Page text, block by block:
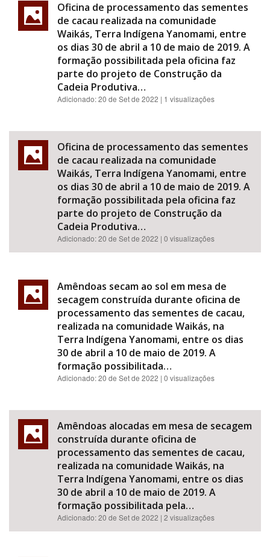
Oficina de processamento das sementes
de cacau realizada na comunidade
Waikás, Terra Indígena Yanomami, entre
os dias 30 de abril a 10 de maio de 2019. A
formação possibilitada pela oficina faz
parte do projeto de Construção da
Cadeia Produtiva…
Adicionado:20 de Set de 2022 | 1 visualizações
Oficina de processamento das sementes
de cacau realizada na comunidade
Waikás, Terra Indígena Yanomami, entre
os dias 30 de abril a 10 de maio de 2019. A
formação possibilitada pela oficina faz
parte do projeto de Construção da
Cadeia Produtiva…
Adicionado:20 de Set de 2022 | 0 visualizações
Amêndoas secam ao sol em mesa de
secagem construída durante oficina de
processamento das sementes de cacau,
realizada na comunidade Waikás, na
Terra Indígena Yanomami, entre os dias
30 de abril a 10 de maio de 2019. A
formação possibilitada…
Adicionado:20 de Set de 2022 | 0 visualizações
Amêndoas alocadas em mesa de secagem
construída durante oficina de
processamento das sementes de cacau,
realizada na comunidade Waikás, na
Terra Indígena Yanomami, entre os dias
30 de abril a 10 de maio de 2019. A
formação possibilitada pela…
Adicionado:20 de Set de 2022 | 2 visualizações